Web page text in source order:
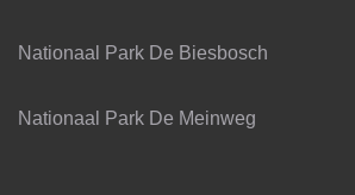
Nationaal Park De Biesbosch
Nationaal Park De Meinweg